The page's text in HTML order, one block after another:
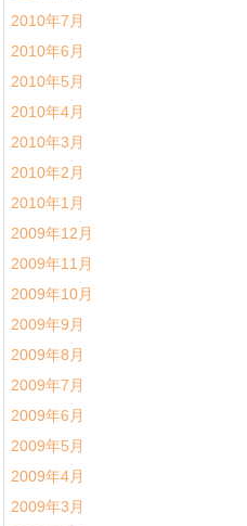
2010年7月
2010年6月
2010年5月
2010年4月
2010年3月
2010年2月
2010年1月
2009年12月
2009年11月
2009年10月
2009年9月
2009年8月
2009年7月
2009年6月
2009年5月
2009年4月
2009年3月